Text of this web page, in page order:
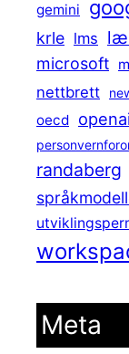
gemini
krle lms
microsoft
nettbrett
oecd
randaberg
Meta